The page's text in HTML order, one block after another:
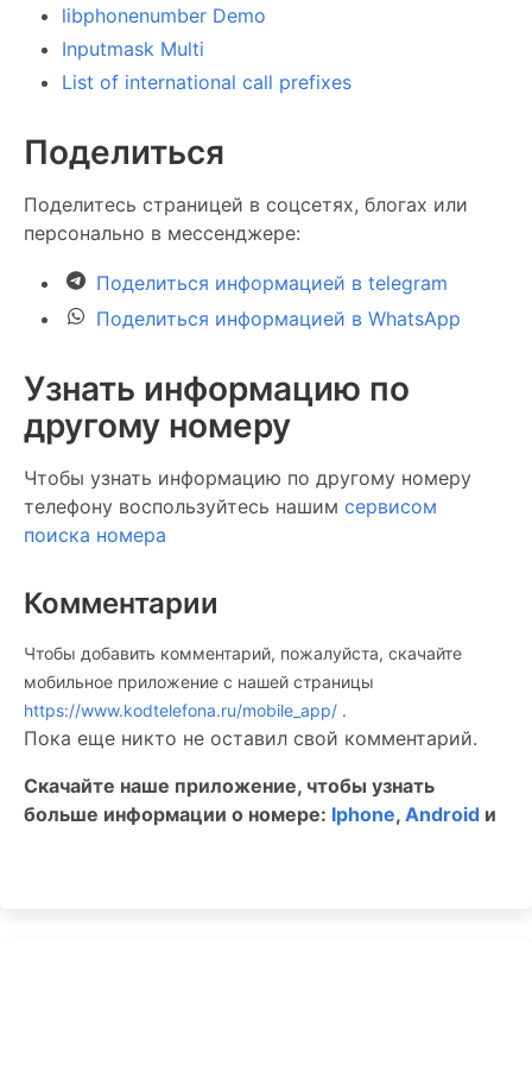
libphonenumber Demo
Inputmask Multi
List of international call prefixes
Поделиться
Поделитесь страницей в соцсетях, блогах или
персонально в мессенджере:
Поделиться информацией в telegram
Поделиться информацией в WhatsApp
Узнать информацию по
другому номеру
Чтобы узнать информацию по другому номеру
телефону воспользуйтесь нашим сервисом
поиска номера
Комментарии
Чтобы добавить комментарий, пожалуйста, скачайте
мобильное приложение c нашей страницы
https://www.kodtelefona.ru/mobile_app/ .
Пока еще никто не оставил свой комментарий.
Скачайте наше приложение, чтобы узнать
больше информации о номере: Iphone, Android и